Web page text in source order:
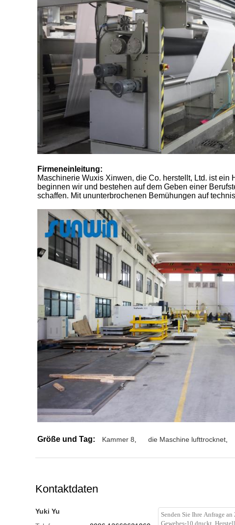
Firmeneinleitung:
Maschinerie Wuxis Xinwen, die Co. herstellt, Ltd. ist
beginnen wir und bestehen auf dem Geben einer
schaffen. Mit ununterbrochenen Bemühungen auf
Größe und Tag: Kammer 8 die Maschine lufttrocknet
Kontaktdaten
Yuki Yu